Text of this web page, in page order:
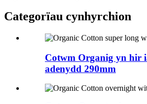
Categorïau cynhyrchion
Cotwm Organig yn hir
adenydd 290mm